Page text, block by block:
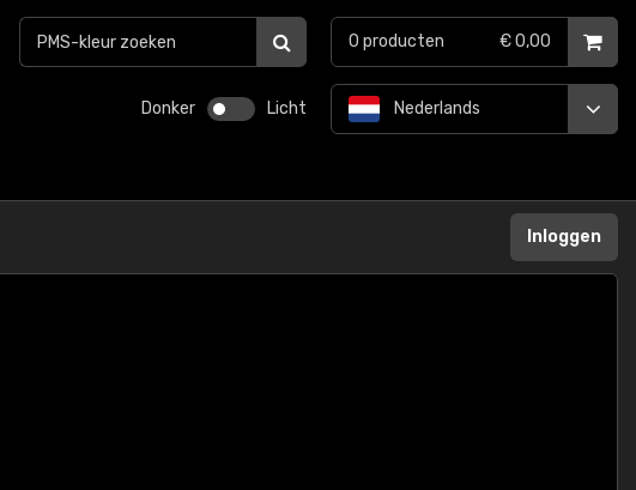
Donker Licht Nederlands
0 producten € 0,00
Inloggen